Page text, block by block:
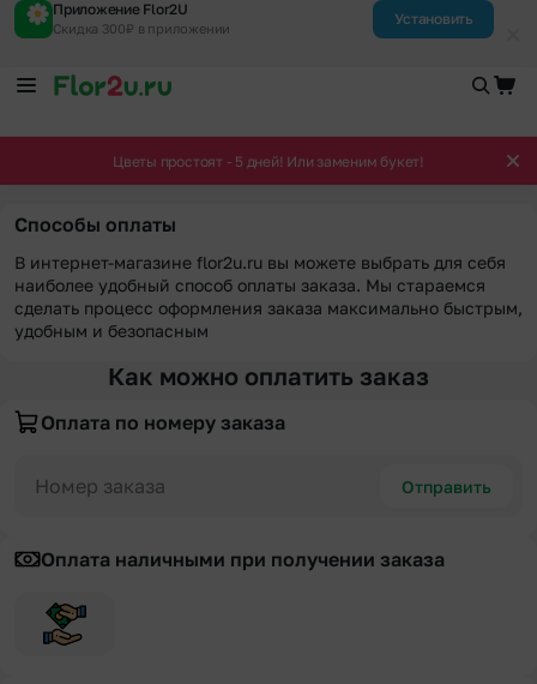
Приложение Flor2U
Скидка 300₽ в приложении
Установить
Цветы простоят - 5 дней! Или заменим букет!
Как можно оплатить заказ
Оплата по номеру заказа
Отправить
Оплата наличными при получении заказа
Способы оплаты
В интернет-магазине flor2u.ru вы можете выбрать для себя
наиболее удобный способ оплаты заказа. Мы стараемся
сделать процесс оформления заказа максимально быстрым,
удобным и безопасным